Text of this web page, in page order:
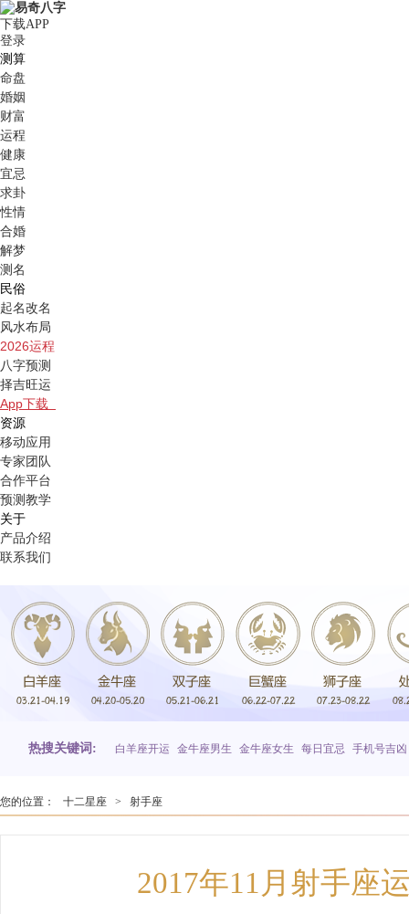
下载APP
登录
测算
命盘
婚姻
财富
运程
健康
宜忌
求卦
性情
合婚
解梦
测名
民俗
起名改名
风水布局
2026运程
八字预测
择吉旺运
App下载
资源
移动应用
专家团队
合作平台
预测教学
关于
产品介绍
联系我们
热搜关键词: 白羊座开运 金牛座男生 金牛座女生 每日宜忌 手机号吉凶
您的位置： 十二星座 > 射手座
2017年11月射手座